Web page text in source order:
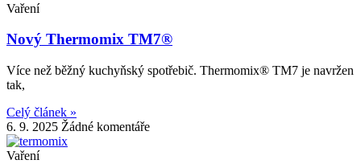
Vaření
Nový Thermomix TM7®
Více než běžný kuchyňský spotřebič. Thermomix® TM7 je navržen
tak,
Celý článek »
6. 9. 2025 Žádné komentáře
Vaření